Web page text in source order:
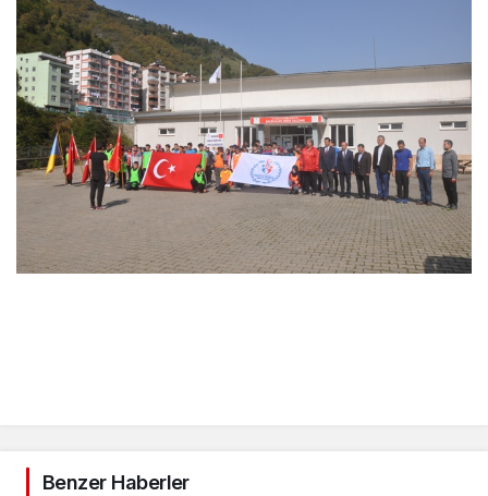
Benzer Haberler